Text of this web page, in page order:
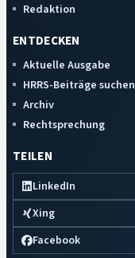
Redaktion
ENTDECKEN
Aktuelle Ausgabe
HRRS-Beiträge suchen
Archiv
Rechtsprechung
TEILEN
LinkedIn
Xing
Facebook